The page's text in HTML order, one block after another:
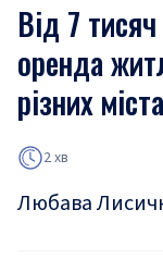
Від 7
оренда
різних
2 хв
Любава